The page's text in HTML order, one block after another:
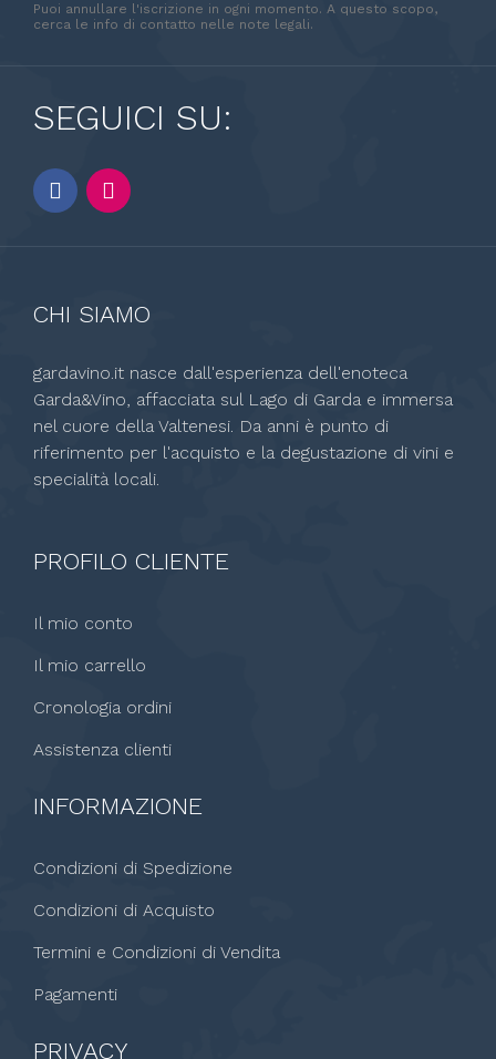
Puoi annullare l'iscrizione in ogni momento. A questo scopo,
cerca le info di contatto nelle note legali.
SEGUICI SU:
CHI SIAMO
gardavino.it nasce dall'esperienza dell'enoteca
Garda&Vino, affacciata sul Lago di Garda e immersa
nel cuore della Valtenesi. Da anni è punto di
riferimento per l'acquisto e la degustazione di vini e
specialità locali.
PROFILO CLIENTE
Il mio conto
Il mio carrello
Cronologia ordini
Assistenza clienti
INFORMAZIONE
Condizioni di Spedizione
Condizioni di Acquisto
Termini e Condizioni di Vendita
Pagamenti
PRIVACY